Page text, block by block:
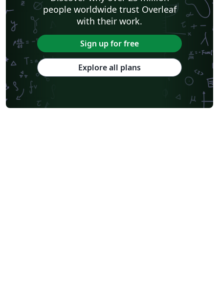
people worldwide trust Overleaf
with their work.
Sign up for free
Explore all plans